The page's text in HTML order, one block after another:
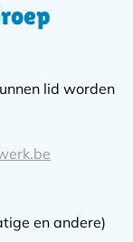
lid worden
en andere)